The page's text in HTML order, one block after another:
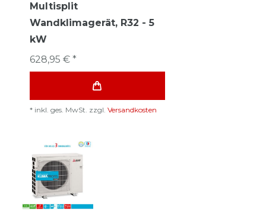
Multisplit
Wandklimagerät, R32 - 5
kW
628,95 € *
* inkl. ges. MwSt. zzgl. Versandkosten